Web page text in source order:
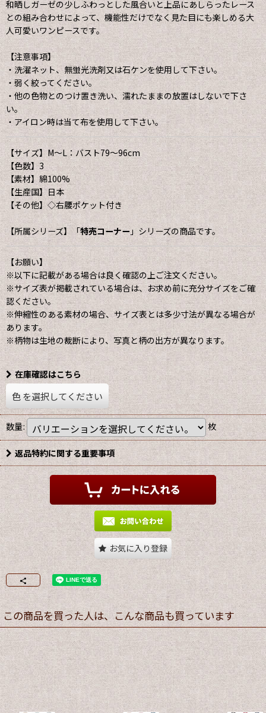
和晒しガーゼの少しふわっとした風合いと上品にあしらったレース
との組み合わせによって、機能性だけでなく見た目にも楽しめる大
人可愛いワンピースです。
【注意事項】
・洗濯ネット、無蛍光洗剤又は石ケンを使用して下さい。
・弱く絞ってください。
・他の色物とのつけ置き洗い、濡れたままの放置はしないで下さ
い。
・アイロン時は当て布を使用して下さい。
【サイズ】M〜L：バスト79〜96cm
【色数】3
【素材】綿100%
【生産国】日本
【その他】◇右腰ポケット付き
【所属シリーズ】「特売コーナー 」シリーズの商品です。
【お願い】
※以下に記載がある場合は良く確認の上ご注文ください。
※サイズ表が掲載されている場合は、お求め前に充分サイズをご確
認ください。
※伸縮性のある素材の場合、サイズ表とは多少寸法が異なる場合が
あります。
※柄物は生地の裁断により、写真と柄の出方が異なります。
在庫確認はこちら
色を選択してください
数量: 枚
返品特約に関する重要事項
お気に入り登録
この商品を買った人は、こんな商品も買っています